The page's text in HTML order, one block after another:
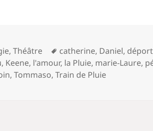
,Théâtre
Mots-
clés
catherine, Daniel,
, Keene, l'amour, la Pluie, marie-Laure,
,Tommaso,Train de Pluie